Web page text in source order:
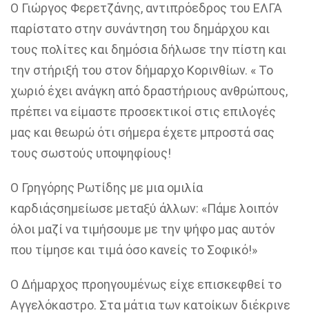
Ο Γιώργος Φερετζάνης, αντιπρόεδρος του ΕΛΓΑ
παρίστατο στην συνάντηση του δημάρχου και
τους πολίτες και δημόσια δήλωσε την πίστη και
την στήριξή του στον δήμαρχο Κορινθίων. « Το
χωριό έχει ανάγκη από δραστήριους ανθρώπους,
πρέπει να είμαστε προσεκτικοί στις επιλογές
μας και θεωρώ ότι σήμερα έχετε μπροστά σας
τους σωστούς υποψηφίους!
Ο Γρηγόρης Ρωτίδης με μια ομιλία
καρδιάςσημείωσε μεταξύ άλλων: «Πάμε λοιπόν
όλοι μαζί να τιμήσουμε με την ψήφο μας αυτόν
που τίμησε και τιμά όσο κανείς το Σοφικό!»
Ο Δήμαρχος προηγουμένως είχε επισκεφθεί το
Αγγελόκαστρο. Στα μάτια των κατοίκων διέκρινε